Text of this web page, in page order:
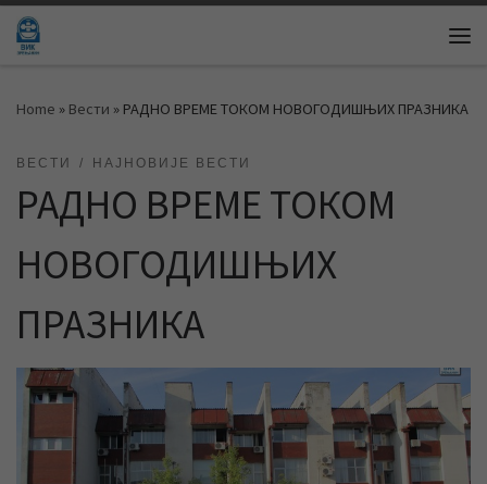
Skip to content
Home » Вести » РАДНО ВРЕМЕ ТОКОМ НОВОГОДИШЊИХ ПРАЗНИКА
ВЕСТИ НАЈНОВИЈЕ ВЕСТИ
РАДНО ВРЕМЕ ТОКОМ
НОВОГОДИШЊИХ
ПРАЗНИКА